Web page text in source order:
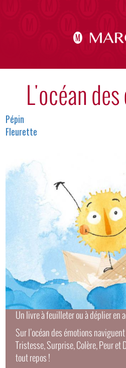
L'océan
Auteurs
Pépin
Fleurette
en-
tête
Un livre à feuilleter ou à déplier en
Sur l’océan des émotions
Tristesse, Surprise, Colère, Peur et
tout repos !